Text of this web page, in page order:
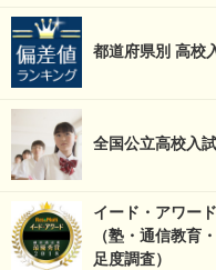
都道府県別 高校
全国公立高校入
イード・アワード
（塾・通信教育
足度調査）